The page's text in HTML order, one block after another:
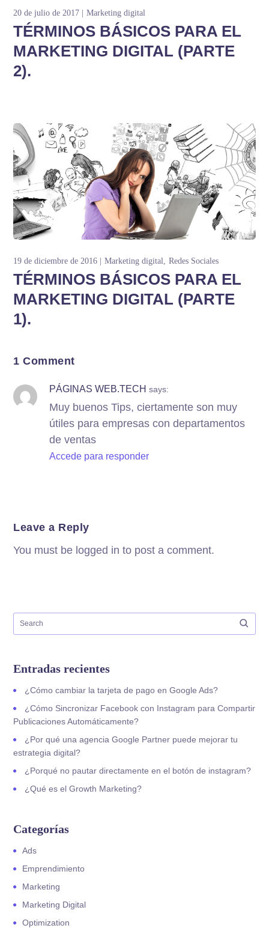
20 de julio de 2017 Marketing digital
TÉRMINOS BÁSICOS PARA EL
MARKETING DIGITAL (PARTE
2).
19 de diciembre de 2016 Marketing digital Redes Sociales
TÉRMINOS BÁSICOS PARA EL
MARKETING DIGITAL (PARTE
1).
1 Comment
PÁGINAS WEB.TECH says:
Muy buenos Tips, ciertamente son muy
útiles para empresas con departamentos
de ventas
Accede para responder
Leave a Reply
You must be logged in to post a comment.
Entradas recientes
¿Cómo cambiar la tarjeta de pago en Google Ads?
¿Cómo Sincronizar Facebook con Instagram para Compartir
Publicaciones Automáticamente?
¿Por qué una agencia Google Partner puede mejorar tu
estrategia digital?
¿Porqué no pautar directamente en el botón de instagram?
¿Qué es el Growth Marketing?
Categorías
Ads
Emprendimiento
Marketing
Marketing Digital
Optimization